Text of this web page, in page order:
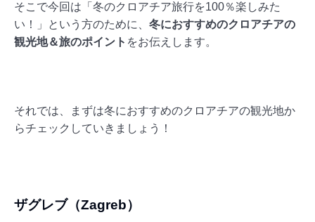
そこで今回は「冬のクロアチア旅行を100％楽しみた
い！」という方のために、 冬におすすめのクロアチアの
観光地＆旅のポイント をお伝えします。
それでは、まずは冬におすすめのクロアチアの観光地か
らチェックしていきましょう！
ザグレブ（Zagreb）